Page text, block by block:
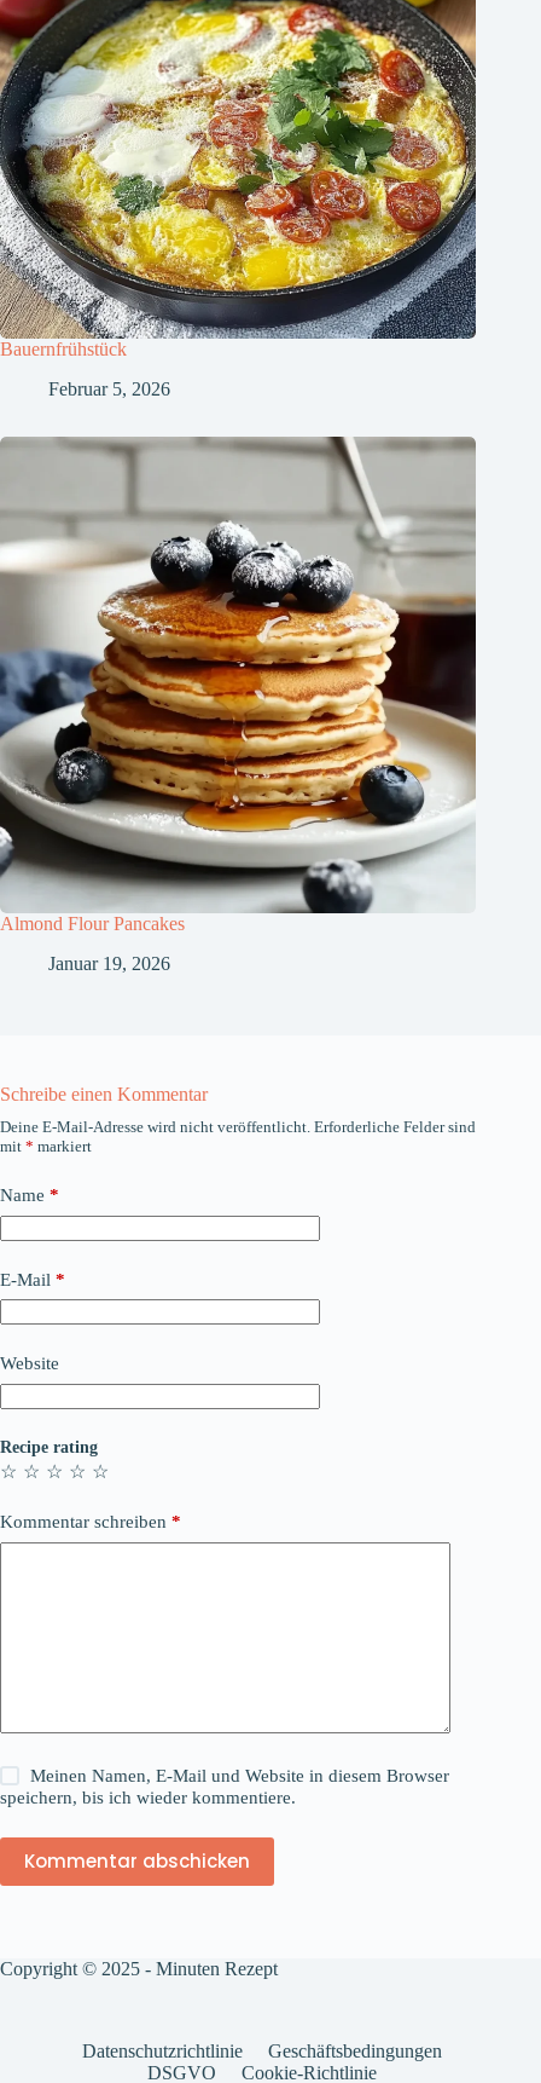
Bauernfrühstück
Februar 5, 2026
Almond Flour Pancakes
Januar 19, 2026
Schreibe einen Kommentar
Deine E-Mail-Adresse wird nicht veröffentlicht. Erforderliche Felder sind
mit * markiert
Name *
E-Mail *
Website
Recipe rating
☆
☆
☆
☆
☆
Kommentar schreiben *
Meinen Namen, E-Mail und Website in diesem Browser
speichern, bis ich wieder kommentiere.
Kommentar abschicken
Copyright © 2025 - Minuten Rezept
Datenschutzrichtlinie
Geschäftsbedingungen
DSGVO
Cookie-Richtlinie